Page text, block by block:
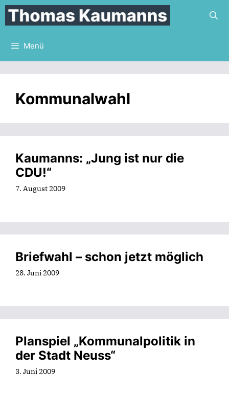
Zum
Inhalt
springen
Menü
Kommunalwahl
Kaumanns: „Jung ist nur die
CDU!“
7. August 2009
Briefwahl – schon jetzt möglich
28. Juni 2009
Planspiel „Kommunalpolitik in
der Stadt Neuss“
3. Juni 2009